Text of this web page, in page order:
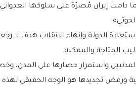
دامت إيران مُصرّة على سلوكها العدواني
الدولة وإنهاء الانقلاب هدف لا
المتاحة والممكنة.
واستمرار حصارها على المدن،
ورفض تجديدها هو الوجه الحقيقي